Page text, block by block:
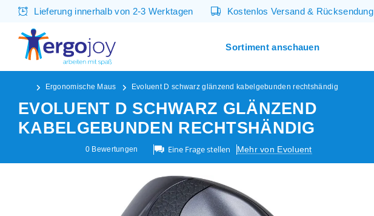
Lieferung innerhalb von 2-3 Werktagen Kostenlos Versand& Rücksendung
Sortiment anschauen
Ergonomische Maus Evoluent D schwarz glänzend kabelgebunden rechtshändig
EVOLUENT D SCHWARZ GLÄNZEND
KABELGEBUNDEN RECHTSHÄNDIG
0 Bewertungen Eine Frage stellen Mehr von Evoluent